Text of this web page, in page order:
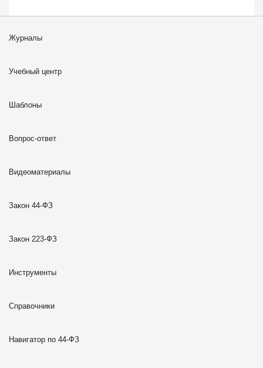
Журналы
Учебный центр
Шаблоны
Вопрос-ответ
Видеоматериалы
Закон 44-ФЗ
Закон 223-ФЗ
Инструменты
Справочники
Навигатор по 44-ФЗ